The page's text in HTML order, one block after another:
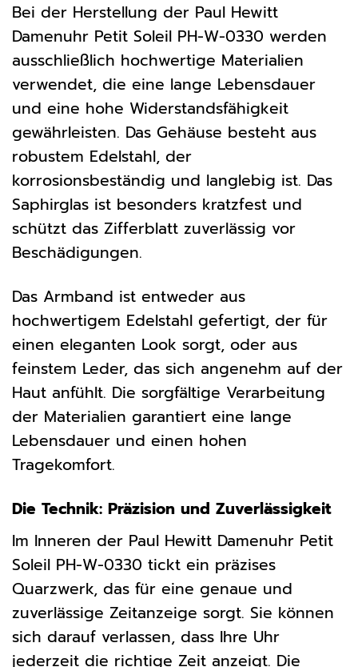
Bei der Herstellung der Paul Hewitt
Damenuhr Petit Soleil PH-W-0330 werden
ausschließlich hochwertige Materialien
verwendet, die eine lange Lebensdauer
und eine hohe Widerstandsfähigkeit
gewährleisten. Das Gehäuse besteht aus
robustem Edelstahl, der
korrosionsbeständig und langlebig ist. Das
Saphirglas ist besonders kratzfest und
schützt das Zifferblatt zuverlässig vor
Beschädigungen.
Das Armband ist entweder aus
hochwertigem Edelstahl gefertigt, der für
einen eleganten Look sorgt, oder aus
feinstem Leder, das sich angenehm auf der
Haut anfühlt. Die sorgfältige Verarbeitung
der Materialien garantiert eine lange
Lebensdauer und einen hohen
Tragekomfort.
Die Technik: Präzision und Zuverlässigkeit
Im Inneren der Paul Hewitt Damenuhr Petit
Soleil PH-W-0330 tickt ein präzises
Quarzwerk, das für eine genaue und
zuverlässige Zeitanzeige sorgt. Sie können
sich darauf verlassen, dass Ihre Uhr
jederzeit die richtige Zeit anzeigt. Die